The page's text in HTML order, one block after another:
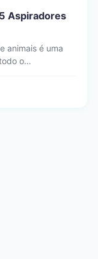
Aspiradores
animais é uma
o…